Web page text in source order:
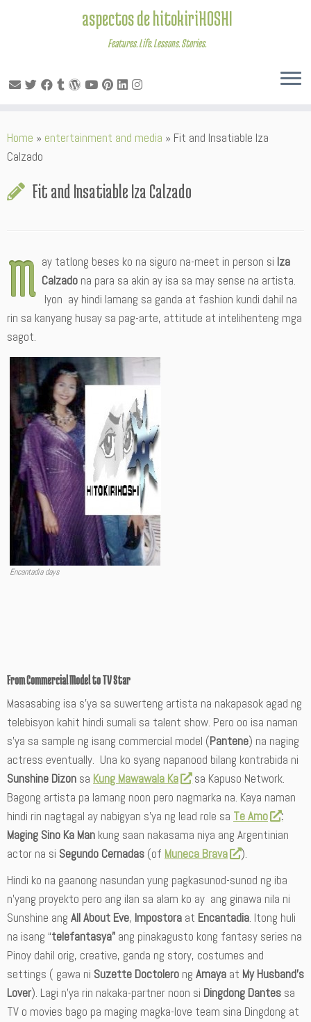
to
content
aspectos de hitokiriHOSHI
Features. Life. Lessons. Stories.
Home » entertainment and media » Fit and Insatiable Iza
Calzado
Fit and Insatiable Iza Calzado
M ay tatlong beses ko na siguro na-meet in person si Iza
Calzado na para sa akin ay isa sa may sense na artista.
Iyon ay hindi lamang sa ganda at fashion kundi dahil na
rin sa kanyang husay sa pag-arte, attitude at intelihenteng mga
sagot.
Encantadia days
From Commercial Model to TV Star
Masasabing isa s’ya sa suwerteng artista na nakapasok agad ng
telebisyon kahit hindi sumali sa talent show. Pero oo isa naman
s’ya sa sample ng isang commercial model (Pantene) na naging
actress eventually. Una ko syang napanood bilang kontrabida ni
Sunshine Dizon sa Kung Mawawala Ka
sa Kapuso Network.
Bagong artista pa lamang noon pero nagmarka na. Kaya naman
hindi rin nagtagal ay nabigyan s’ya ng lead role sa Te Amo
:
Maging Sino Ka Man kung saan nakasama niya ang Argentinian
actor na si Segundo Cernadas (of Muneca Brava
).
Hindi ko na gaanong nasundan yung pagkasunod-sunod ng iba
n’yang proyekto pero ang ilan sa alam ko ay ang ginawa nila ni
Sunshine ang All About Eve, Impostora at Encantadia. Itong huli
na isang “telefantasya” ang pinakagusto kong fantasy series na
Pinoy dahil orig, creative, ganda ng story, costumes and
settings ( gawa ni Suzette Doctolero ng Amaya at My Husband’s
Lover). Lagi n’ya rin nakaka-partner noon si Dingdong Dantes sa
TV o movies bago pa maging magka-love team sina Dingdong at